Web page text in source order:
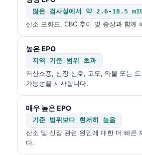
많은 검사실에서 약 2.6-18.5
산소 포화도, CBC 추이 및 증상과 함께
높은 EPO
지역 기준 범위 초과
저산소증, 신장 신호, 고도, 약물 또는
가능성을 시사합니다.
매우 높은 EPO
기준 범위보다 현저히 높음
산소 및 신장 관련 원인에 대한 더 빠른
다.